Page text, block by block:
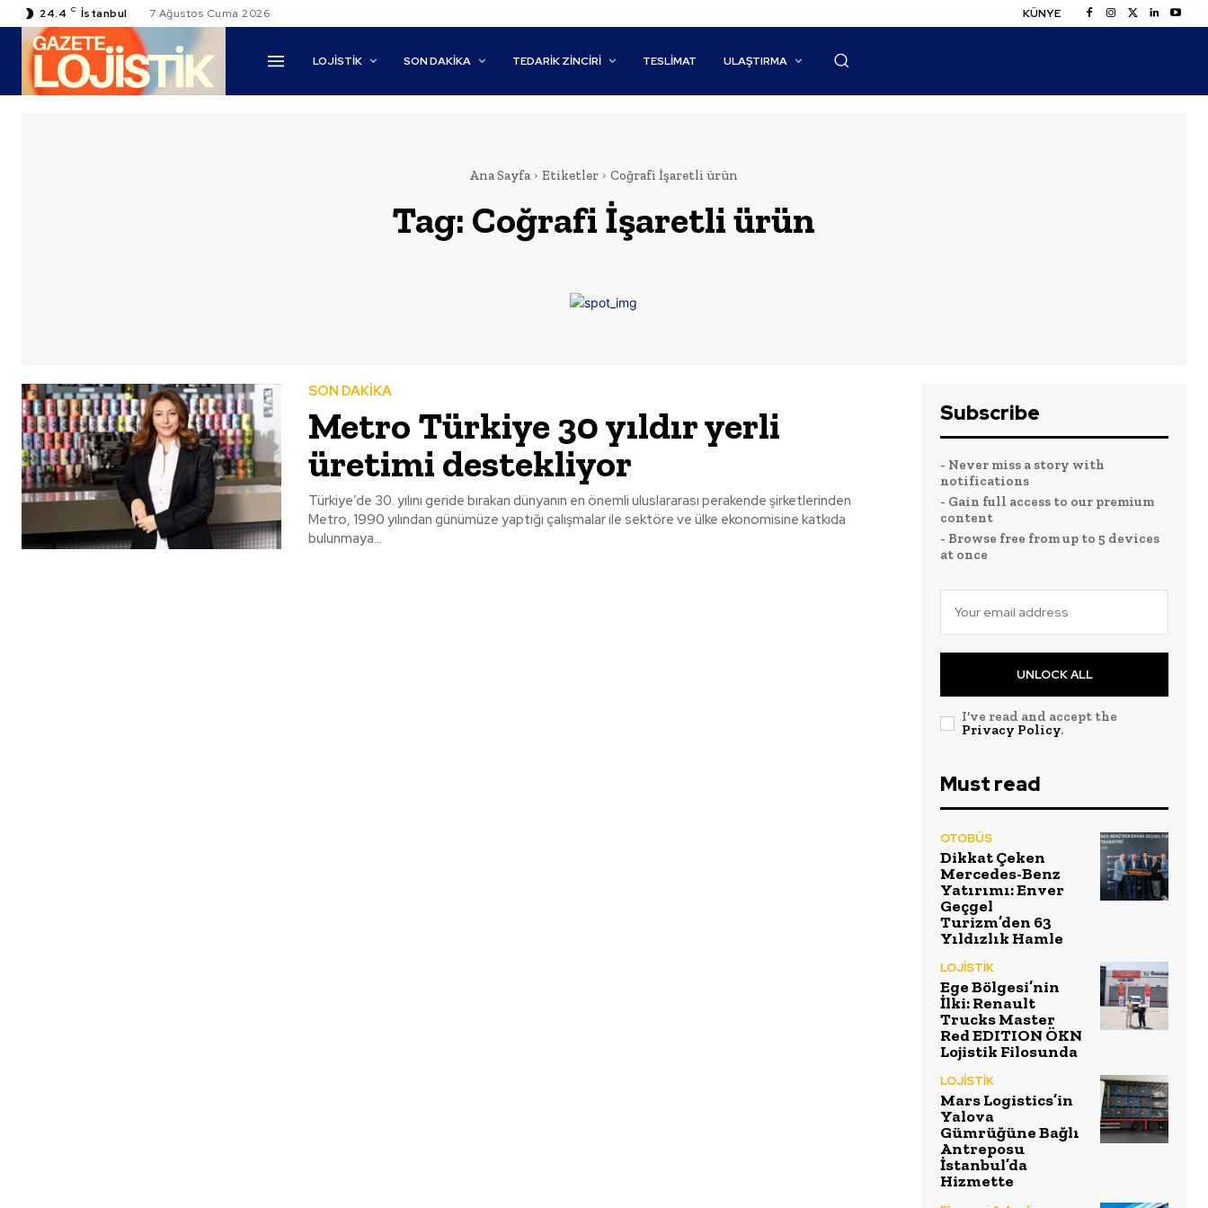
24.4 C İstanbul 7 Ağustos Cuma 2026 KÜNYE
LOJİSTİK SON DAKİKA TEDARIK ZINCIRI TESLIMAT ULAŞTIRMA
Ana Sayfa Etiketler Coğrafi İşaretli ürün
Tag: Coğrafi İşaretli ürün
SON DAKİKA
Metro Türkiye 30 yıldır yerli
üretimi destekliyor
Türkiye’de 30. yılını geride bırakan dünyanın en önemli uluslararası perakende şirketlerinden
Metro, 1990 yılından günümüze yaptığı çalışmalar ile sektöre ve ülke ekonomisine katkıda
bulunmaya...
Subscribe
- Never miss a story with
notifications
- Gain full access to our premium
content
- Browse free from up to 5 devices
at once
UNLOCK ALL
I've read and accept the
Privacy Policy.
Must read
OTOBÜS
Dikkat Çeken
Mercedes-Benz
Yatırımı: Enver
Geçgel
Turizm’den 63
Yıldızlık Hamle
LOJİSTİK
Ege Bölgesi’nin
İlki: Renault
Trucks Master
Red EDITION ÖKN
Lojistik Filosunda
LOJİSTİK
Mars Logistics’in
Yalova
Gümrüğüne Bağlı
Antreposu
İstanbul’da
Hizmette